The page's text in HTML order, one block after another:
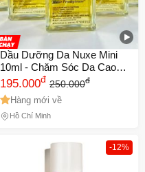
Dầu Dưỡng Da Nuxe Mini
10ml - Chăm Sóc Da Cao
Cấp Từ Pháp
195.000đ 250.000đ
Hàng mới về
Hồ Chí Minh
-12%